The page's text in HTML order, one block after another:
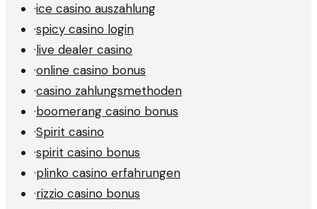
·ice casino auszahlung
·spicy casino login
·live dealer casino
·online casino bonus
·casino zahlungsmethoden
·boomerang casino bonus
·Spirit casino
·spirit casino bonus
·plinko casino erfahrungen
·rizzio casino bonus